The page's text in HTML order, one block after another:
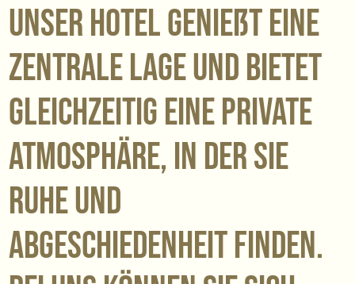
Unser Hotel genießt eine
zentrale Lage und bietet
gleichzeitig eine private
Atmosphäre, in der Sie
Ruhe und
Abgeschiedenheit finden.